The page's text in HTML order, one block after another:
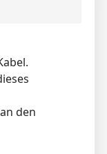
den